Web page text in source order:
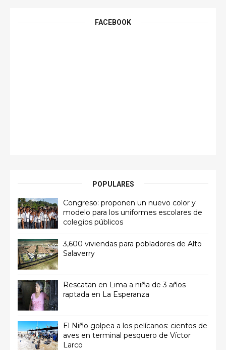
FACEBOOK
POPULARES
Congreso: proponen un nuevo color y
modelo para los uniformes escolares de
colegios públicos
3,600 viviendas para pobladores de Alto
Salaverry
Rescatan en Lima a niña de 3 años
raptada en La Esperanza
El Niño golpea a los pelícanos: cientos de
aves en terminal pesquero de Víctor
Larco